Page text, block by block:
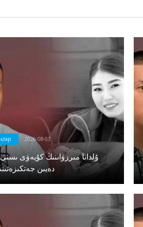
2026-08-07
ۇلدانا مىرزۋاننىڭ كۇيەۋى
دەيىن